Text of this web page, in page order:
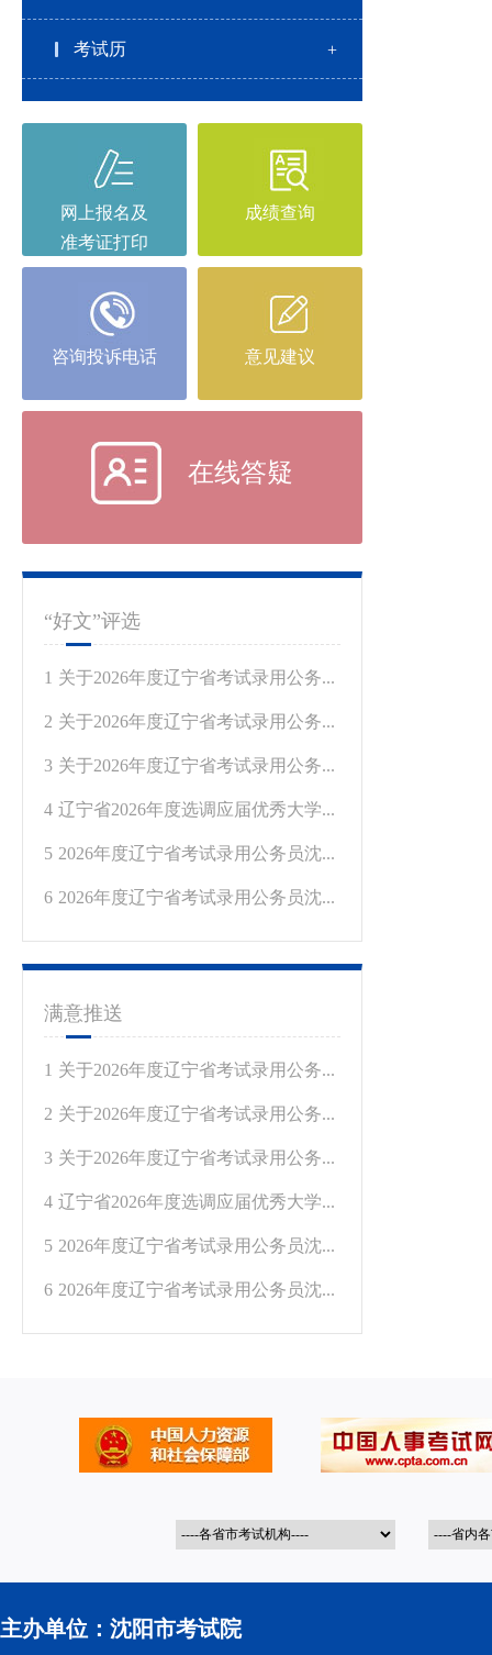
考试历
2026年
2025年
2024年
2023年
2022年
2021年
2020年
2019年
网上报名及
准考证打印
成绩查询
咨询投诉电话 意见建议
在线答疑
“好文”评选
1 关于2026年度辽宁省考试录用公务...
2 关于2026年度辽宁省考试录用公务...
3 关于2026年度辽宁省考试录用公务...
4 辽宁省2026年度选调应届优秀大学...
5 2026年度辽宁省考试录用公务员沈...
6 2026年度辽宁省考试录用公务员沈...
满意推送
1 关于2026年度辽宁省考试录用公务...
2 关于2026年度辽宁省考试录用公务...
3 关于2026年度辽宁省考试录用公务...
4 辽宁省2026年度选调应届优秀大学...
5 2026年度辽宁省考试录用公务员沈...
6 2026年度辽宁省考试录用公务员沈...
主办单位：沈阳市考试院